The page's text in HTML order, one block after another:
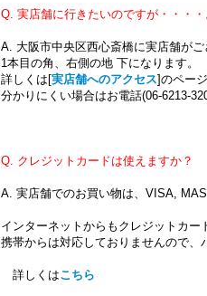
Q. 実店舗に行きたいのですが・・・
A. 大阪市中央区西心斎橋に実店舗が
1本目の角、右側の地 下になります。
詳しくは[実店舗へのアクセス]のペー
分かりにくい場合はお電話(06-6213-
Q. クレジットカードは使えますか？
A. 実店舗でのお買い物は、VISA,
インターネットからもクレジットカ
携帯からは対応しておりませんので、
詳しくはこちら